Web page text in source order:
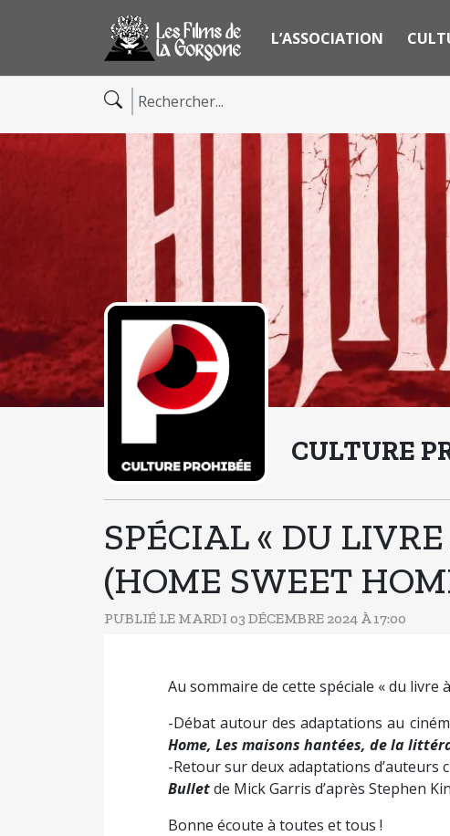
L’ASSOCIATION
CULTURE
SPÉCIAL « DU
(HOME SWEET
PUBLIÉ LE MARDI 03 DÉCEMBRE 2024 À 17:00
Au sommaire de cette spéciale « du livre à
-Débat autour des adaptations au
Home, Les maisons hantées, de la
-Retour sur deux adaptations d’auteurs
Bulletde Mick Garris d’après Stephen
Bonne écoute à toutes et tous !